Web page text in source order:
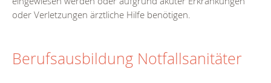
oder Verletzungen ärztliche Hilfe benötigen.
Berufsausbildung Notfallsanitäter